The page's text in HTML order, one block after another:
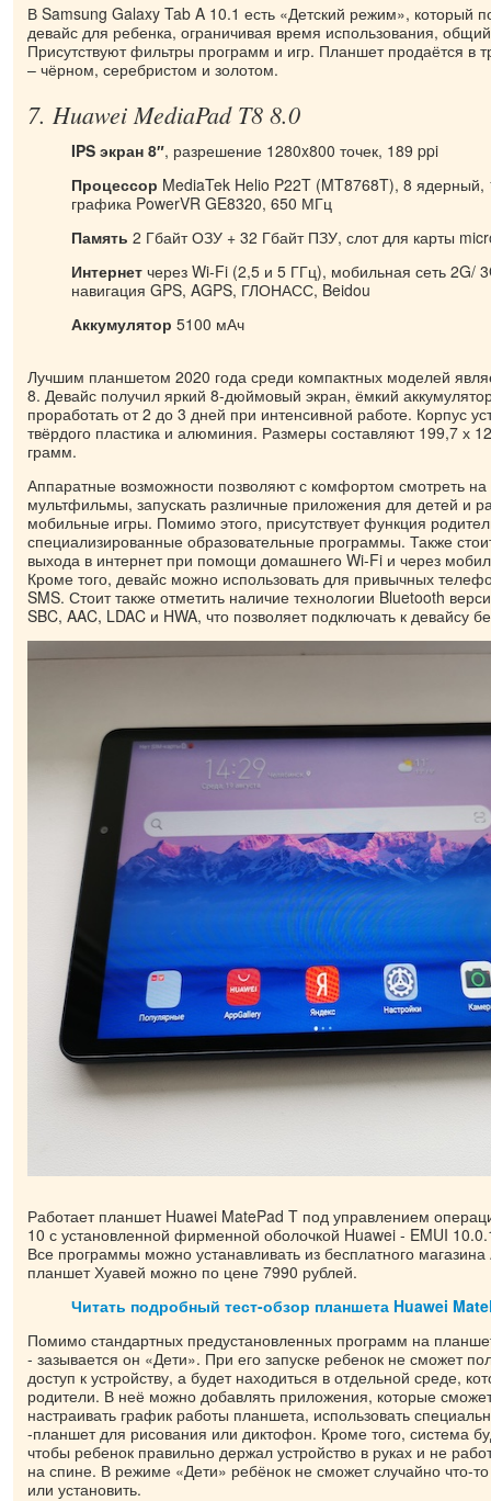
В Samsung Galaxy Tab A 10.1 есть «Детский режим», который
девайс для ребенка, ограничивая время использования,
Присутствуют фильтры программ и игр. Планшет продаётся в
– чёрном, серебристом и золотом.
7. Huawei MediaPad T8 8.0
IPS экран 8″, разрешение 1280x800 точек, 189 ppi
Процессор MediaTek Helio P22T (MT8768T), 8 ядерный,
графика PowerVR GE8320, 650 МГц
Память 2 Гбайт ОЗУ + 32 Гбайт ПЗУ, слот для карты
Интернет через Wi-Fi (2,5 и 5 ГГц), мобильная сеть 2G/
навигация GPS, AGPS, ГЛОНАСС, Beidou
Аккумулятор 5100 мАч
Лучшим планшетом 2020 года среди компактных моделей
8. Девайс получил яркий 8-дюймовый экран, ёмкий
проработать от 2 до 3 дней при интенсивной работе. Корпус
твёрдого пластика и алюминия. Размеры составляют 199,7 х
грамм.
Аппаратные возможности позволяют с комфортом смотреть
мультфильмы, запускать различные приложения для детей и
мобильные игры. Помимо этого, присутствует функция
специализированные образовательные программы. Также
выхода в интернет при помощи домашнего Wi-Fi и через
Кроме того, девайс можно использовать для привычных
SMS. Стоит также отметить наличие технологии Bluetooth
SBC, AAC, LDAC и HWA, что позволяет подключать к девайсу
Работает планшет Huawei MatePad T под управлением
10 с установленной фирменной оболочкой Huawei - EMUI
Все программы можно устанавливать из бесплатного магазина
планшет Хуавей можно по цене 7990 рублей.
Читать подробный тест-обзор планшета Huawei
Помимо стандартных предустановленных программ на
- зазывается он «Дети». При его запуске ребенок не сможет
доступ к устройству, а будет находиться в отдельной среде,
родители. В неё можно добавлять приложения, которые
настраивать график работы планшета, использовать
-планшет для рисования или диктофон. Кроме того, система
чтобы ребенок правильно держал устройство в руках и не
на спине. В режиме «Дети» ребёнок не сможет случайно что-
или установить.